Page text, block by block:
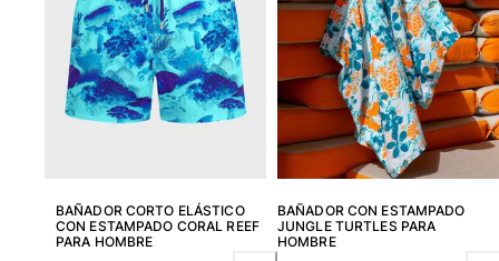
Bebé
Ver todo Bebé
Accesorios
Sombreros y Gorras
Gorra
BAÑADOR CORTO ELÁSTICO
CON ESTAMPADO CORAL REEF
PARA HOMBRE
BAÑADOR CON ESTAMPADO
JUNGLE TURTLES PARA
HOMBRE